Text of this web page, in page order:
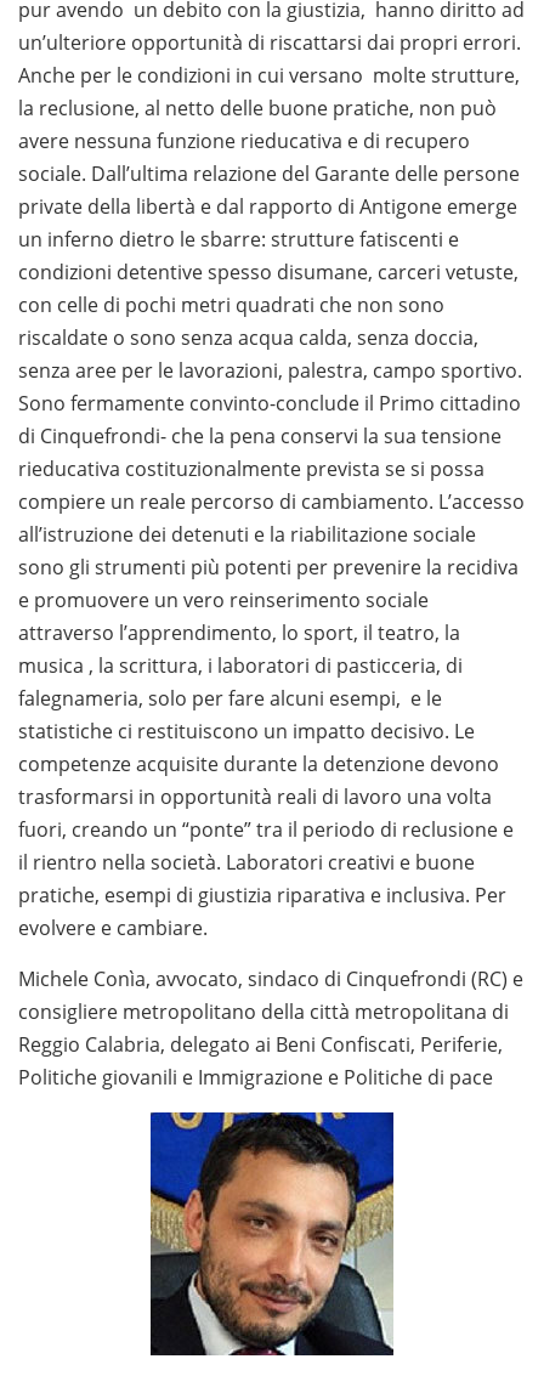
pur avendo un debito con la giustizia, hanno diritto ad
un’ulteriore opportunità di riscattarsi dai propri errori.
Anche per le condizioni in cui versano molte strutture,
la reclusione, al netto delle buone pratiche, non può
avere nessuna funzione rieducativa e di recupero
sociale. Dall’ultima relazione del Garante delle persone
private della libertà e dal rapporto di Antigone emerge
un inferno dietro le sbarre: strutture fatiscenti e
condizioni detentive spesso disumane, carceri vetuste,
con celle di pochi metri quadrati che non sono
riscaldate o sono senza acqua calda, senza doccia,
senza aree per le lavorazioni, palestra, campo sportivo.
Sono fermamente convinto-conclude il Primo cittadino
di Cinquefrondi- che la pena conservi la sua tensione
rieducativa costituzionalmente prevista se si possa
compiere un reale percorso di cambiamento. L’accesso
all’istruzione dei detenuti e la riabilitazione sociale
sono gli strumenti più potenti per prevenire la recidiva
e promuovere un vero reinserimento sociale
attraverso l’apprendimento, lo sport, il teatro, la
musica , la scrittura, i laboratori di pasticceria, di
falegnameria, solo per fare alcuni esempi, e le
statistiche ci restituiscono un impatto decisivo. Le
competenze acquisite durante la detenzione devono
trasformarsi in opportunità reali di lavoro una volta
fuori, creando un “ponte” tra il periodo di reclusione e
il rientro nella società. Laboratori creativi e buone
pratiche, esempi di giustizia riparativa e inclusiva. Per
evolvere e cambiare.
Michele Conìa, avvocato, sindaco di Cinquefrondi (RC) e
consigliere metropolitano della città metropolitana di
Reggio Calabria, delegato ai Beni Confiscati, Periferie,
Politiche giovanili e Immigrazione e Politiche di pace